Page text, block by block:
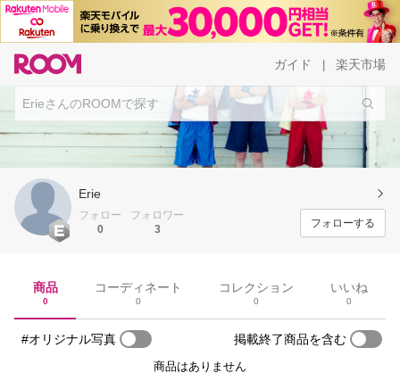
ガイド 楽天市場
Erie
フォロー
0
フォロワー
3
フォローする
商品
0
コーディネート
0
コレクション
0
いいね
0
#オリジナル写真 掲載終了商品を含む
商品はありません